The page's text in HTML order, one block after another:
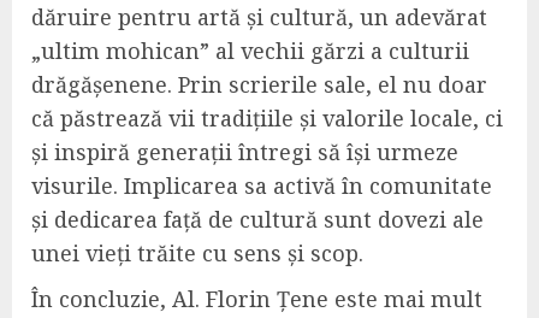
dăruire pentru artă și cultură, un adevărat
„ultim mohican” al vechii gărzi a culturii
drăgășenene. Prin scrierile sale, el nu doar
că păstrează vii tradițiile și valorile locale, ci
și inspiră generații întregi să își urmeze
visurile. Implicarea sa activă în comunitate
și dedicarea față de cultură sunt dovezi ale
unei vieți trăite cu sens și scop.
În concluzie, Al. Florin Țene este mai mult